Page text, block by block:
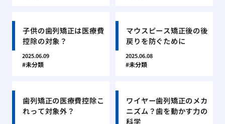
子供の歯列矯正は医療費
控除の対象？
2025.06.09
未分類
マウスピース矯正後の後
戻りを防ぐために
2025.06.08
未分類
歯列矯正の医療費控除こ
れって対象外？
ワイヤー歯列矯正のメカ
ニズム？歯を動かす力の
科学